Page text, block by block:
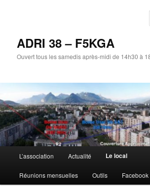
ADRI 38 – F5KGA
Ouvert tous les samedis après-midi de 14h30 à
principal
L’association Actualité Le local
Réunions mensuelles Outils Facebook